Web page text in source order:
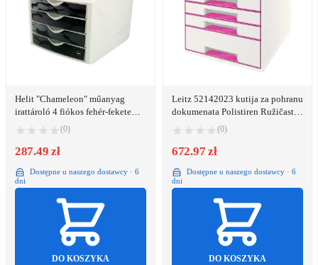
Helit "Chameleon" műanyag
irattároló 4 fiókos fehér-fekete
(INH6129695/ H6129695)
(0)
287.49 zł
Dostępne u naszego dostawcy · 6
dni
DO KOSZYKA
Leitz 52142023 kutija za pohranu
dokumenata Polistiren Ružičasto,
(0)
672.97 zł
Dostępne u naszego dostawcy · 6
dni
DO KOSZYKA